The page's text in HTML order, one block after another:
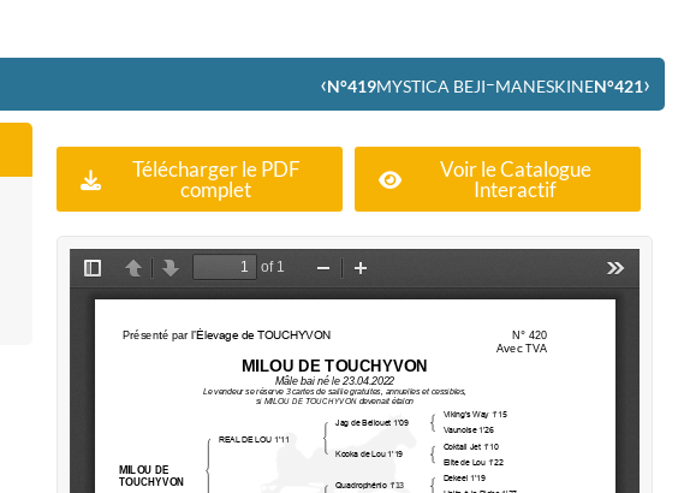
‹N°419MYSTICA BEJI–MANESKINEN°421›
Télécharger le PDF
complet
Voir le Catalogue
Interactif